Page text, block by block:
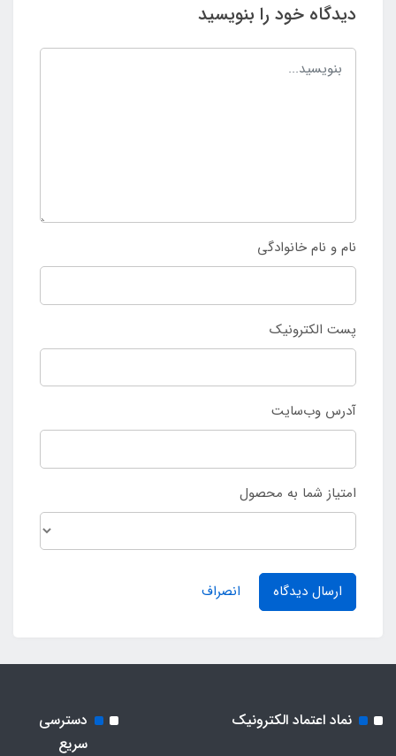
دیدگاه خود را بنویسید
نام و نام خانوادگی
پست الکترونیک
آدرس وب‌سایت
امتیاز شما به محصول
ارسال دیدگاه انصراف
نماد اعتماد الکترونیک
دسترسی
سریع